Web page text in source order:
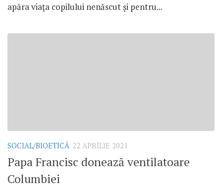
apăra viața copilului nenăscut și pentru...
SOCIAL/BIOETICĂ 22 APRILIE 2021
Papa Francisc donează ventilatoare
Columbiei